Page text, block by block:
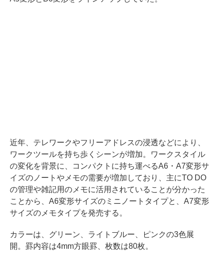
近年、テレワークやフリーアドレスの浸透などにより、
ワークツールを持ち歩くシーンが増加。ワークスタイル
の変化を背景に、コンパクトに持ち運べるA6・A7変形サ
イズのノートやメモの需要が増加しており、主にTO DO
の管理や雑記用のメモに活用されていることが分かった
ことから、A6変形サイズのミニノートタイプと、A7変形
サイズのメモタイプを発売する。
カラーは、グリーン、ライトブルー、ピンクの3色展
開。罫内容は4mm方眼罫、枚数は80枚。